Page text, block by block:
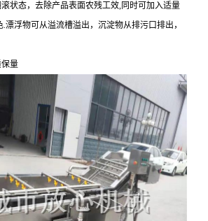
状态，去除产品表面农残工效,同时可加入适量
漂浮物可从溢流槽溢出，沉淀物从排污口排出，
量